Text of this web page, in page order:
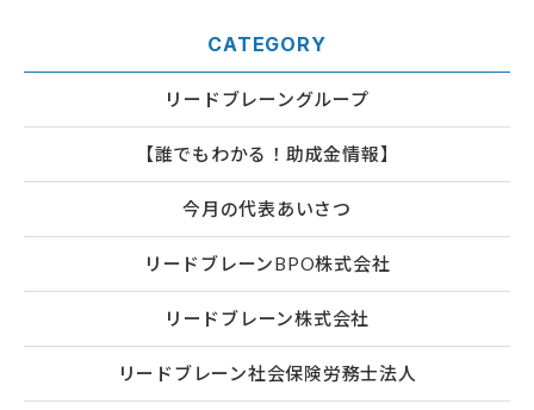
CATEGORY
リードブレーングループ
【誰でもわかる！助成金情報】
今月の代表あいさつ
リードブレーンBPO株式会社
リードブレーン株式会社
リードブレーン社会保険労務士法人